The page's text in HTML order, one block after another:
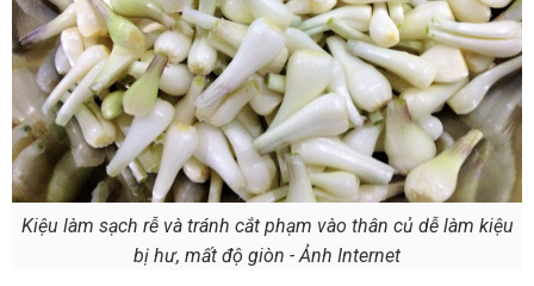
Kiệu làm sạch rễ và tránh cắt phạm vào thân củ dễ làm kiệu
bị hư, mất độ giòn - Ảnh Internet